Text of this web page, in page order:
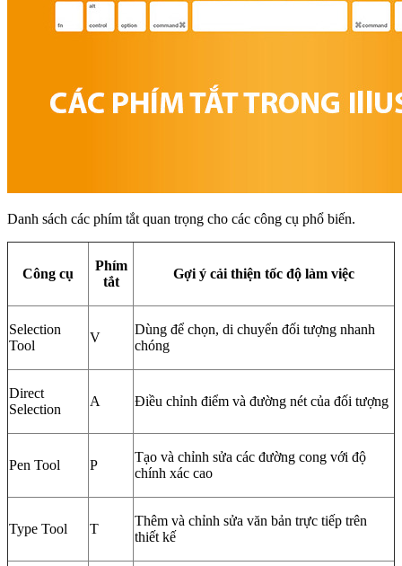
Danh sách các phím tắt quan trọng cho các công cụ phổ biến.
Công cụ
Phím
tắt
Gợi ý cải thiện tốc độ làm việc
Selection
Tool
V
Dùng để chọn, di chuyển đối tượng nhanh
chóng
Direct
Selection
A Điều chỉnh điểm và đường nét của đối tượng
Pen Tool P
Tạo và chỉnh sửa các đường cong với độ
chính xác cao
Type Tool T
Thêm và chỉnh sửa văn bản trực tiếp trên
thiết kế